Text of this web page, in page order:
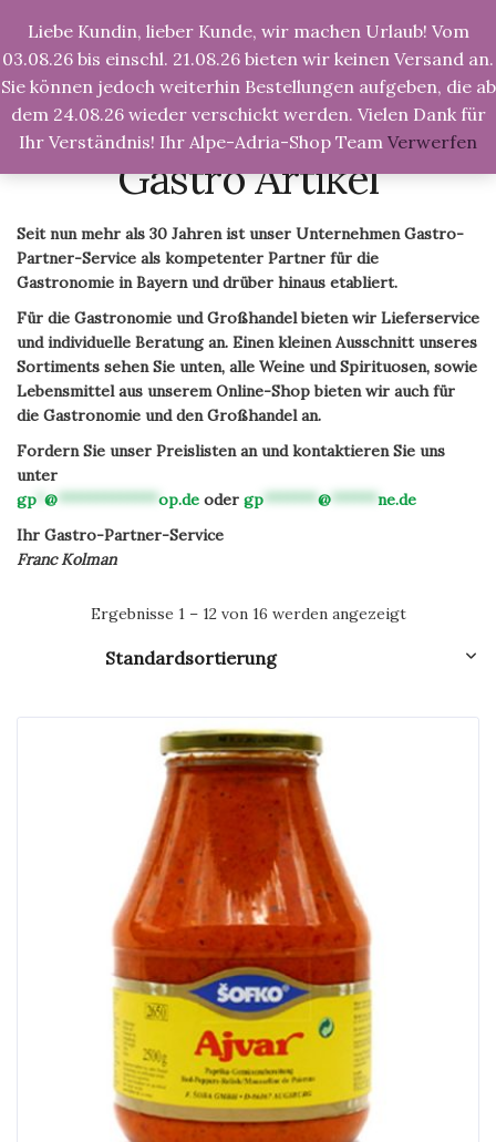
Liebe Kundin, lieber Kunde, wir machen Urlaub! Vom
03.08.26 bis einschl. 21.08.26 bieten wir keinen Versand an.
Sie können jedoch weiterhin Bestellungen aufgeben, die ab
dem 24.08.26 wieder verschickt werden. Vielen Dank für
Ihr Verständnis! Ihr Alpe-Adria-Shop Team Verwerfen
Alpe-Adria-Shop.de >Produkte >Gastro Artikel
Gastro Artikel
Seit nun mehr als 30 Jahren ist unser Unternehmen Gastro-
Partner-Service als kompetenter Partner für die
Gastronomie in Bayern und drüber hinaus etabliert.
Für die Gastronomie und Großhandel bieten wir Lieferservice
und individuelle Beratung an. Einen kleinen Ausschnitt unseres
Sortiments sehen Sie unten, alle Weine und Spirituosen, sowie
Lebensmittel aus unserem Online-Shop bieten wir auch für
die Gastronomie und den Großhandel an.
Fordern Sie unser Preislisten an und kontaktieren Sie uns
unter
gp @*************op.de oder gp*******@******ne.de
Ihr Gastro-Partner-Service
Franc Kolman
Ergebnisse 1 – 12 von 16 werden angezeigt